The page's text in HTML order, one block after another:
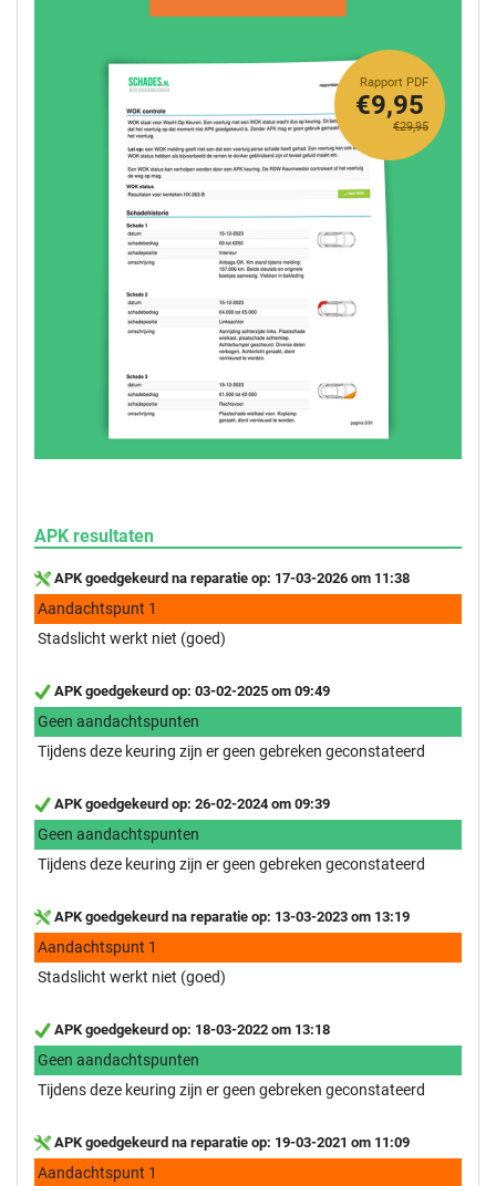
Rapport PDF
€29,95
€9,95
APK resultaten
APK goedgekeurd na reparatie op: 17-03-2026 om 11:38
Aandachtspunt 1
Stadslicht werkt niet (goed)
APK goedgekeurd op: 03-02-2025 om 09:49
Geen aandachtspunten
Tijdens deze keuring zijn er geen gebreken geconstateerd
APK goedgekeurd op: 26-02-2024 om 09:39
Geen aandachtspunten
Tijdens deze keuring zijn er geen gebreken geconstateerd
APK goedgekeurd na reparatie op: 13-03-2023 om 13:19
Aandachtspunt 1
Stadslicht werkt niet (goed)
APK goedgekeurd op: 18-03-2022 om 13:18
Geen aandachtspunten
Tijdens deze keuring zijn er geen gebreken geconstateerd
APK goedgekeurd na reparatie op: 19-03-2021 om 11:09
Aandachtspunt 1